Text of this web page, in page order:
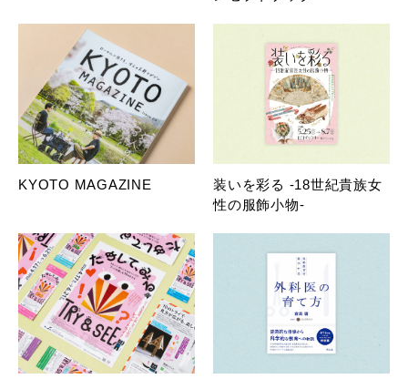
KYOTO MAGAZINE
装いを彩る -18世紀貴族女
性の服飾小物-